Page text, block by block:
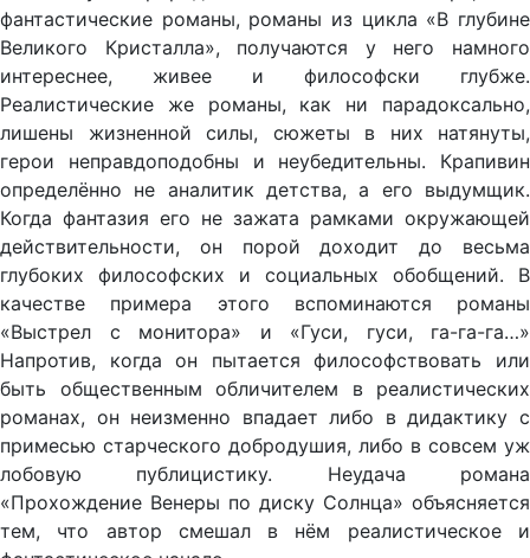
фантастические романы, романы из цикла «В глубине
Великого Кристалла», получаются у него намного
интереснее, живее и философски глубже.
Реалистические же романы, как ни парадоксально,
лишены жизненной силы, сюжеты в них натянуты,
герои неправдоподобны и неубедительны. Крапивин
определённо не аналитик детства, а его выдумщик.
Когда фантазия его не зажата рамками окружающей
действительности, он порой доходит до весьма
глубоких философских и социальных обобщений. В
качестве примера этого вспоминаются романы
«Выстрел с монитора» и «Гуси, гуси, га-га-га…»
Напротив, когда он пытается философствовать или
быть общественным обличителем в реалистических
романах, он неизменно впадает либо в дидактику с
примесью старческого добродушия, либо в совсем уж
лобовую публицистику. Неудача романа
«Прохождение Венеры по диску Солнца» объясняется
тем, что автор смешал в нём реалистическое и